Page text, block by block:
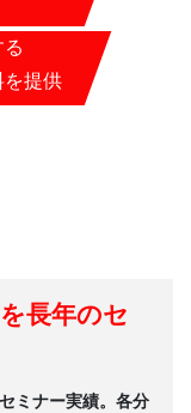
を提供
長年のセ
ミナー実績。各分